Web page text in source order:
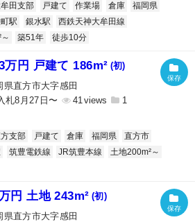
田支部 戸建て 作業場 倉庫
福岡県
駅 銀水駅
西鉄天神大牟田線
築51年 徒歩10分
万円 戸建て 186m² (初)
県直方市大字感田
札8月27日〜
41 1
支部 戸建て 倉庫 福岡県
直方市
筑豊電鉄線 JR筑豊本線
土地200m²～
円 土地 243m² (初)
県直方市大字感田